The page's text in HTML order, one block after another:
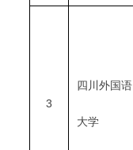
3
四川外国语
大学